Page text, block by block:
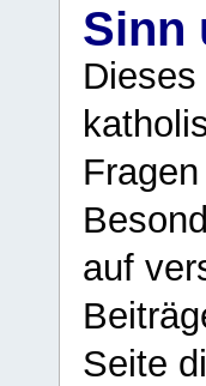
Sinn
auf
Seite